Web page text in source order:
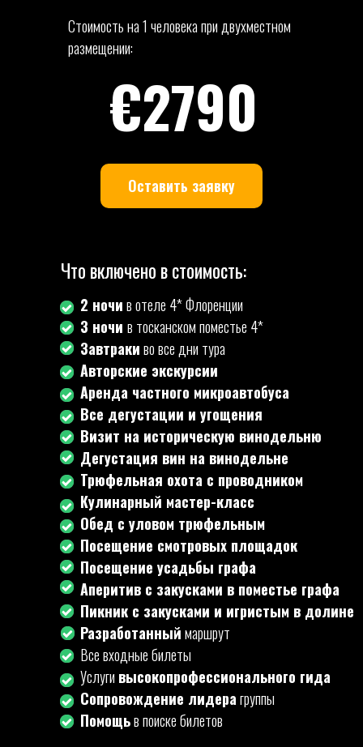
2 ночив отеле 4* Флоренции
3 ночи в тосканском поместье 4*
Завтракиво все дни тура
Авторские экскурсии
Аренда частного микроавтобуса
Все дегустации и угощения
Визит на историческую винодельню
Дегустация вин на винодельне
Трюфельная охота с проводником
Кулинарный мастер-класс
Обед с уловом трюфельным
Посещение смотровых площадок
Посещение усадьбы графа
Аперитив с закусками в поместье графа
Пикник с закусками и игристым в долине
Разработанныймаршрут
Все входные билеты
Услуги высокопрофессионального гида
Сопровождение лидерагруппы
Помощьв поиске билетов
Что включено в стоимость:
€2790
Оставить заявку
Стоимость на 1 человека при двухместном
размещении: